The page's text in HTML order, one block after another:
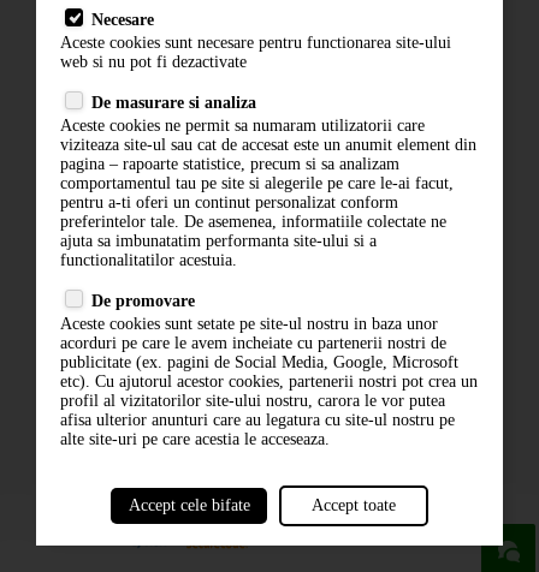
Livrare
Contact
Politica de confidentialitate
ANPC
ABONARE LA NEWSLETTER
ABONARE
Necesare
Aceste cookies sunt necesare pentru functionarea site-ului
web si nu pot fi dezactivate
De masurare si analiza
Aceste cookies ne permit sa numaram utilizatorii care
viziteaza site-ul sau cat de accesat este un anumit element din
pagina – rapoarte statistice, precum si sa analizam
comportamentul tau pe site si alegerile pe care le-ai facut,
pentru a-ti oferi un continut personalizat conform
preferintelor tale. De asemenea, informatiile colectate ne
ajuta sa imbunatatim performanta site-ului si a
functionalitatilor acestuia.
De promovare
Aceste cookies sunt setate pe site-ul nostru in baza unor
acorduri pe care le avem incheiate cu partenerii nostri de
publicitate (ex. pagini de Social Media, Google, Microsoft
etc). Cu ajutorul acestor cookies, partenerii nostri pot crea un
profil al vizitatorilor site-ului nostru, carora le vor putea
afisa ulterior anunturi care au legatura cu site-ul nostru pe
alte site-uri pe care acestia le acceseaza.
Accept cele bifate Accept toate